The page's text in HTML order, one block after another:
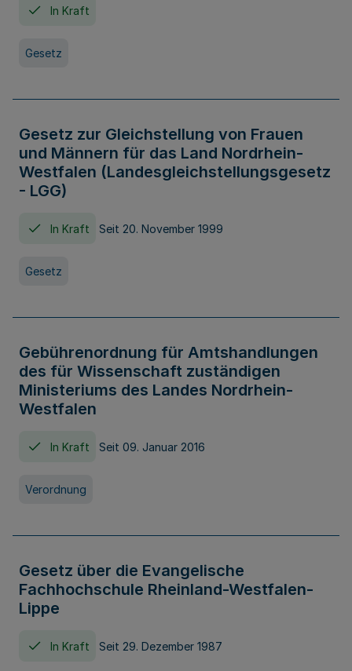
In Kraft
Gesetz
Gesetz zur Gleichstellung von Frauen
und Männern für das Land Nordrhein-
Westfalen (Landesgleichstellungsgesetz
- LGG)
In Kraft Seit 20. November 1999
Gesetz
Gebührenordnung für Amtshandlungen
des für Wissenschaft zuständigen
Ministeriums des Landes Nordrhein-
Westfalen
In Kraft Seit 09. Januar 2016
Verordnung
Gesetz über die Evangelische
Fachhochschule Rheinland-Westfalen-
Lippe
In Kraft Seit 29. Dezember 1987